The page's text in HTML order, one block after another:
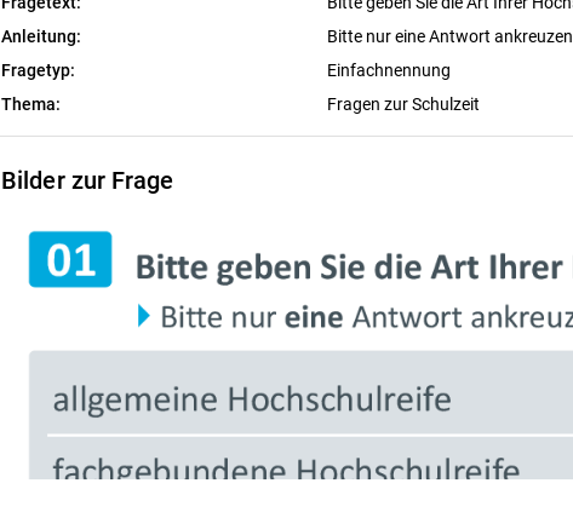
Anleitung:
Bitte nur eine Antwort
Fragetyp:
Einfachnennung
Thema:
Fragen zur Schulzeit
Bilder zur Frage